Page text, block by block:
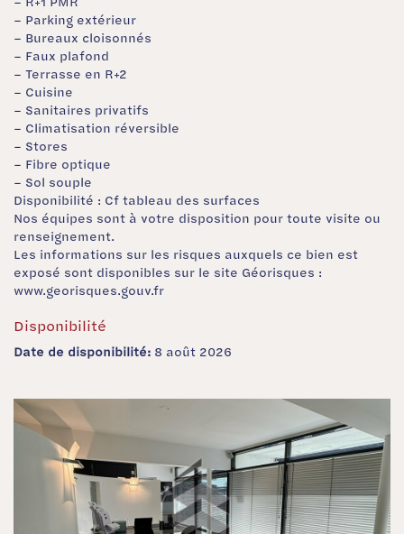
– Parking extérieur
– Bureaux cloisonnés
– Faux plafond
– Terrasse en R+2
– Cuisine
– Sanitaires privatifs
– Climatisation réversible
– Stores
– Fibre optique
– Sol souple
Disponibilité : Cf tableau des surfaces
Nos équipes sont à votre disposition pour toute visite ou
renseignement.
Les informations sur les risques auxquels ce bien est
exposé sont disponibles sur le site Géorisques :
www.georisques.gouv.fr
Disponibilité
Date de disponibilité: 8 août 2026